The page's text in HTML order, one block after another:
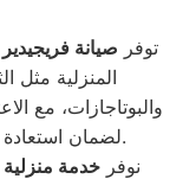
توفر صيانة
والبوتاجازات، مع
لضمان استعادة الأجهزة لأدائها المثالي بسرعة وكفاءة.
نوفر خدمة